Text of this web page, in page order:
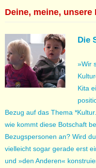
Deine, meine, unsere
Die
»Wir
Kita
Bezug auf das Thema
wie kommt diese Botschaft
Bezugspersonen an? Wird
vielleicht sogar gerade erst
und »den Anderen«